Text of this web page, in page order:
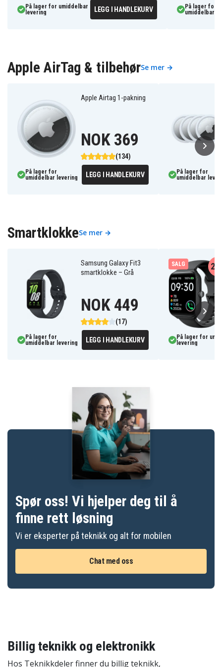
På lager for umiddelbar
levering
LEGG I HANDLEKURV
På lager for
umiddelbar
Apple AirTag & tilbehørSe mer →
Apple Airtag 1-pakning
(134)
NOK 369
På lager for
umiddelbar levering
LEGG I HANDLEKURV
På lager for
umiddelbar
SmartklokkeSe mer →
Samsung Galaxy Fit3
smartklokke – Grå
(17)
NOK 449
På lager for
umiddelbar levering
LEGG I HANDLEKURV
SALG
På lager for
levering
Spør oss! Vi hjelper deg til å
finne rett løsning
Vi er eksperter på teknikk og alt for mobilen
Chat med oss
Billig teknikk og elektronikk
Hos Teknikkdeler finner du billig teknikk,